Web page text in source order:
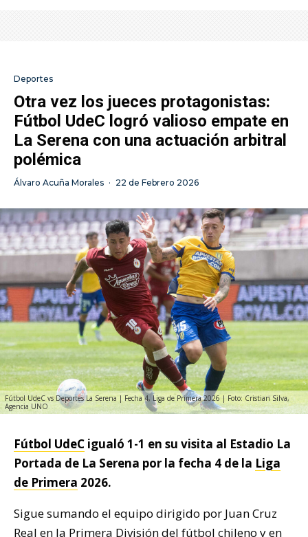
Deportes
Otra vez los jueces protagonistas:
Fútbol UdeC logró valioso empate en
La Serena con una actuación arbitral
polémica
Álvaro Acuña Morales · 22 de Febrero 2026
Fútbol UdeC vs Deportes La Serena | Fecha 4, Liga de Primera 2026 | Foto: Cristian Silva,
Agencia UNO
Fútbol UdeC igualó 1-1 en su visita al Estadio La
Portada de La Serena por la fecha 4 de la Liga
de Primera 2026.
Sigue sumando el equipo dirigido por Juan Cruz
Real en la Primera División del fútbol chileno y en